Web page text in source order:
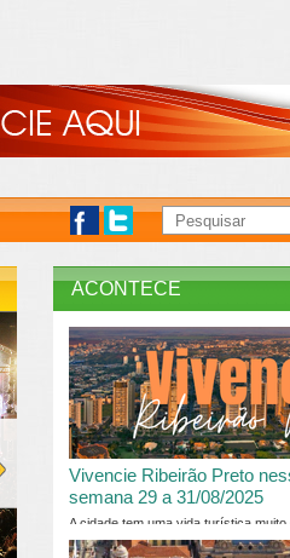
ACONTECE
Vivencie Ribeirão Preto
semana 29 a 31/08/2025
A cidade tem uma vida turística
vai desde o turismo de saude à